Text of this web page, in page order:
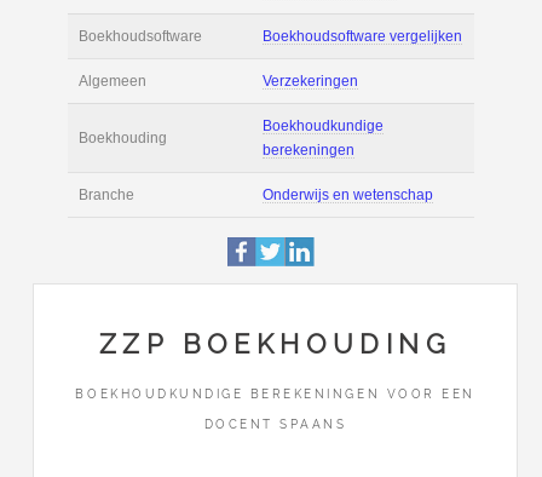
Prijsopgave
Salaris
€ 75 per uur ex
Boekhoudsoftware
Algemeen Verzekeringen
Boekhoudkundige
ZZP BOEKHOUDING
BOEKHOUDKUNDIGE BEREKENINGEN VOOR EEN
DOCENT SPAANS